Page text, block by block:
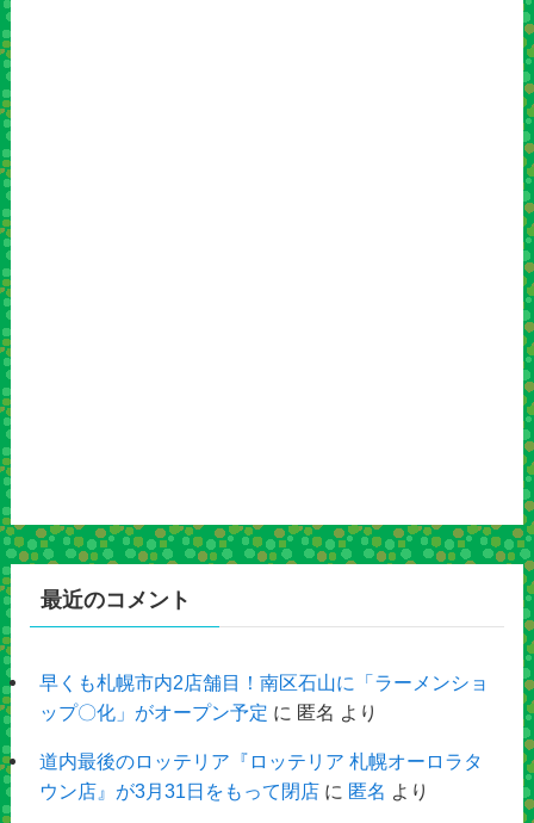
最近のコメント
早くも札幌市内2店舗目！南区石山に「ラーメンショ
ップ〇化」がオープン予定 に 匿名 より
道内最後のロッテリア『ロッテリア 札幌オーロラタ
ウン店』が3月31日をもって閉店に 匿名 より